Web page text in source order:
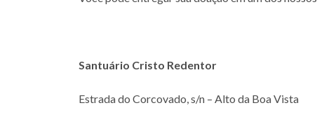
Santuário Cristo Redentor
Estrada do Corcovado, s/n – Alto da Boa Vista